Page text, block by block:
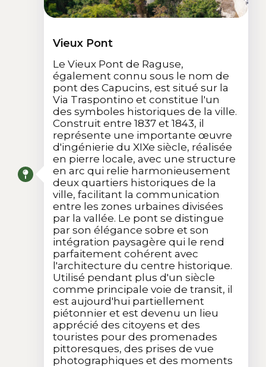
Vieux Pont
Le Vieux Pont de Raguse,
également connu sous le nom de
pont des Capucins, est situé sur la
Via Traspontino et constitue l'un
des symboles historiques de la ville.
Construit entre 1837 et 1843, il
représente une importante œuvre
d'ingénierie du XIXe siècle, réalisée
en pierre locale, avec une structure
en arc qui relie harmonieusement
deux quartiers historiques de la
ville, facilitant la communication
entre les zones urbaines divisées
par la vallée. Le pont se distingue
par son élégance sobre et son
intégration paysagère qui le rend
parfaitement cohérent avec
l'architecture du centre historique.
Utilisé pendant plus d'un siècle
comme principale voie de transit, il
est aujourd'hui partiellement
piétonnier et est devenu un lieu
apprécié des citoyens et des
touristes pour des promenades
pittoresques, des prises de vue
photographiques et des moments